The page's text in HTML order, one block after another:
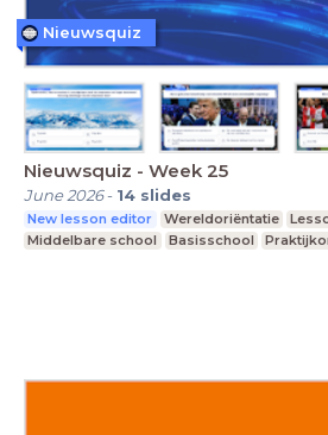
Nieuwsquiz - Week 25
June 2026- 14 slides
New lesson editor Wereldoriëntatie
Middelbare school
Basisschool
Nieuwsquiz